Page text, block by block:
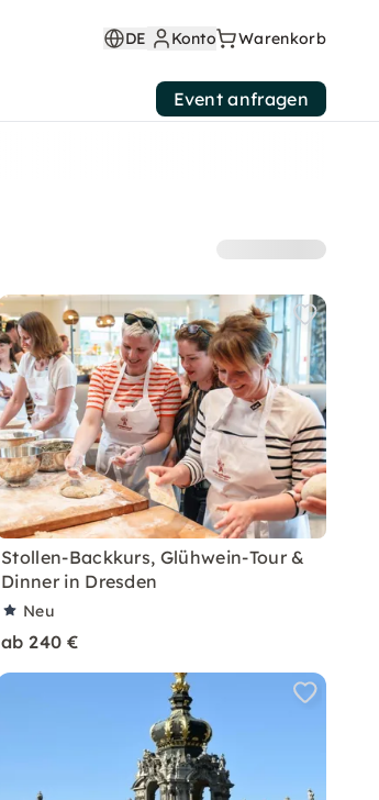
Stollen-Backkurs, Glühwein-Tour &
Dinner in Dresden
Neu
ab 240 €
DE Konto Warenkorb
Event anfragen